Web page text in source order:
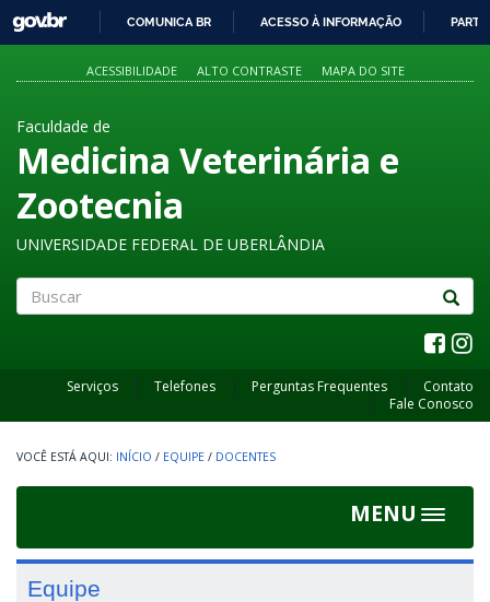
PARA
O
GOVBR
COMUNICA BR ACESSO À INFORMAÇÃO
ACESSIBILIDADE ALTO CONTRASTE MAPA DO SITE
Faculdade de
Medicina Veterinária e
Zootecnia
UNIVERSIDADE FEDERAL DE UBERLÂNDIA
Serviços Telefones Perguntas Frequentes
Contato
Fale Conosco
INÍCIO / EQUIPE / DOCENTES
MENU
Toggle
Equipe